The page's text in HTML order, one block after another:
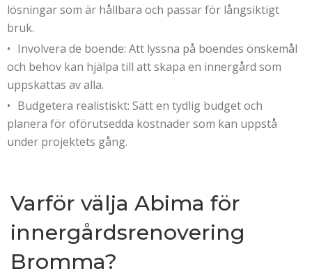
lösningar som är hållbara och passar för långsiktigt
bruk.
Involvera de boende: Att lyssna på boendes önskemål
och behov kan hjälpa till att skapa en innergård som
uppskattas av alla.
Budgetera realistiskt: Sätt en tydlig budget och
planera för oförutsedda kostnader som kan uppstå
under projektets gång.
Varför välja Abima för
innergårdsrenovering
Bromma?